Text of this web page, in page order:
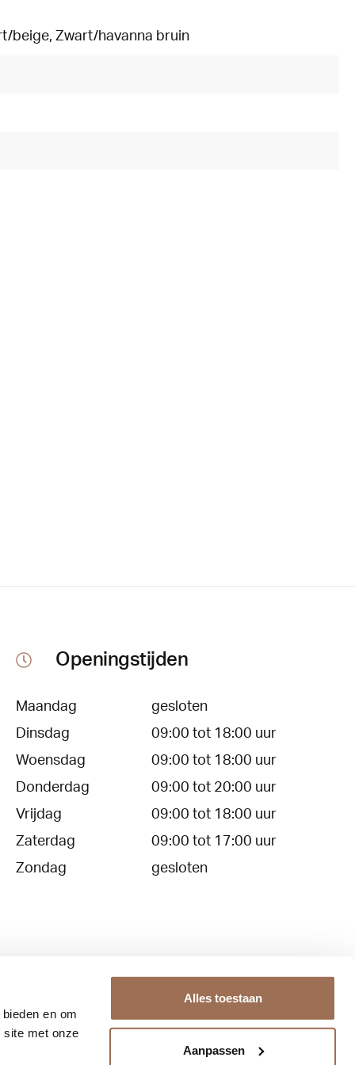
en om
site met onze
Alles toestaan
Aanpassen
beige, Zwart/havanna bruin
Openingstijden
Maandag
gesloten
Dinsdag
09:00 tot 18:00 uur
Woensdag
09:00 tot 18:00 uur
Donderdag
09:00 tot 20:00 uur
Vrijdag
09:00 tot 18:00 uur
Zaterdag
09:00 tot 17:00 uur
Zondag
gesloten
Over ons